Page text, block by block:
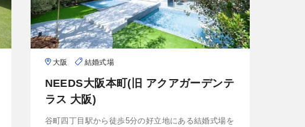
大阪 結婚式場
NEEDS大阪本町(旧 アクアガーデンテ
ラス 大阪)
谷町四丁目駅から徒歩5分の好立地にある結婚式場を